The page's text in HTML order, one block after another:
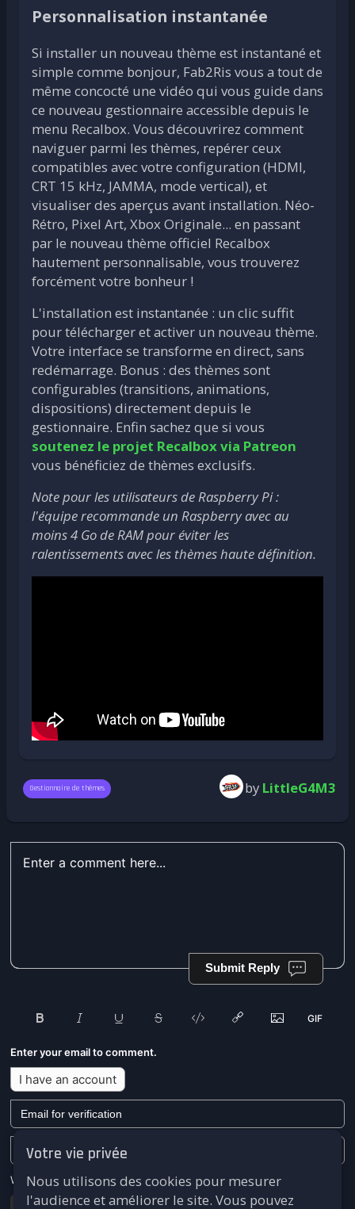
Votre vie privée
Nous utilisons des cookies pour mesurer
l'audience et améliorer le site. Vous pouvez
Personnalisation instantanée
Si installer un nouveau thème est instantané et
simple comme bonjour, Fab2Ris vous a tout de
même concocté une vidéo qui vous guide dans
ce nouveau gestionnaire accessible depuis le
menu Recalbox. Vous découvrirez comment
naviguer parmi les thèmes, repérer ceux
compatibles avec votre configuration (HDMI,
CRT 15 kHz, JAMMA, mode vertical), et
visualiser des aperçus avant installation. Néo-
Rétro, Pixel Art, Xbox Originale... en passant
par le nouveau thème officiel Recalbox
hautement personnalisable, vous trouverez
forcément votre bonheur !
L'installation est instantanée : un clic suffit
pour télécharger et activer un nouveau thème.
Votre interface se transforme en direct, sans
redémarrage. Bonus : des thèmes sont
configurables (transitions, animations,
dispositions) directement depuis le
gestionnaire. Enfin sachez que si vous
soutenez le projet Recalbox via Patreon
vous bénéficiez de thèmes exclusifs.
Note pour les utilisateurs de Raspberry Pi :
l'équipe recommande un Raspberry avec au
moins 4 Go de RAM pour éviter les
ralentissements avec les thèmes haute définition.
Gestionnaire de thèmes by LittleG4M3
Submit Reply
Enter your email to comment.
I have an account
We won't send you any marketing or solicitation emails.